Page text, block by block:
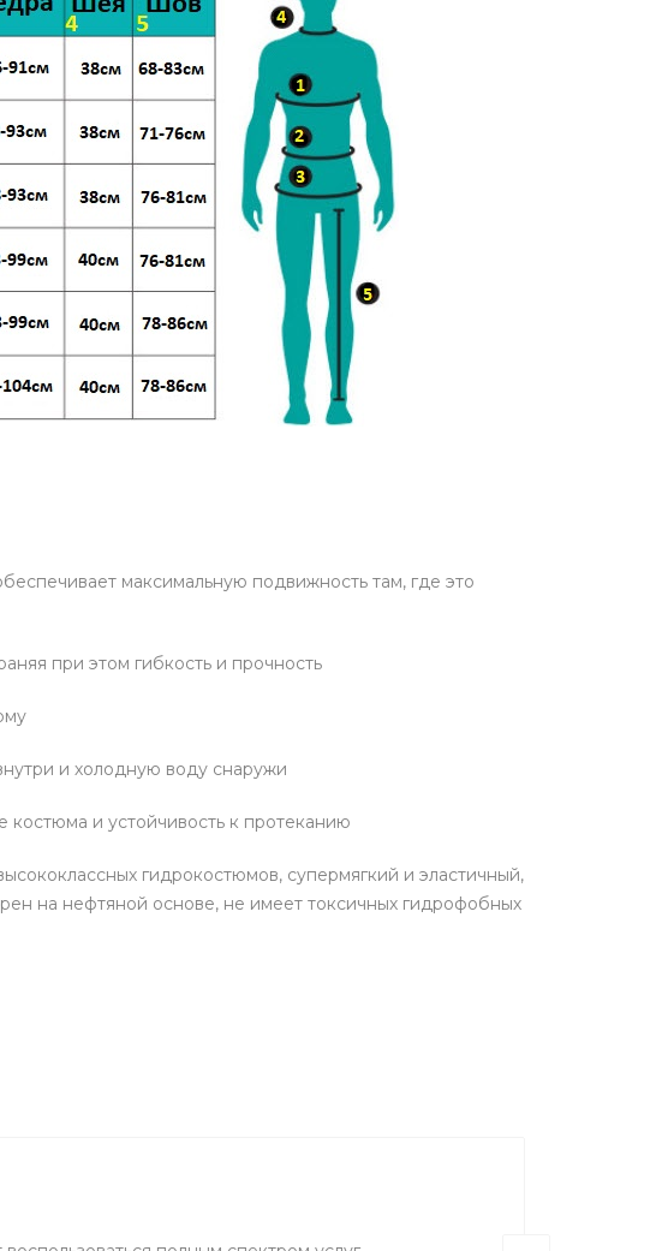
максимальную подвижность там, где это
при этом гибкость и прочность
и холодную воду снаружи
и устойчивость к протеканию
гидрокостюмов, супермягкий и эластичный,
на нефтяной основе, не имеет токсичных гидрофобных